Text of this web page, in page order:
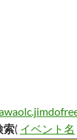
索( イベント名